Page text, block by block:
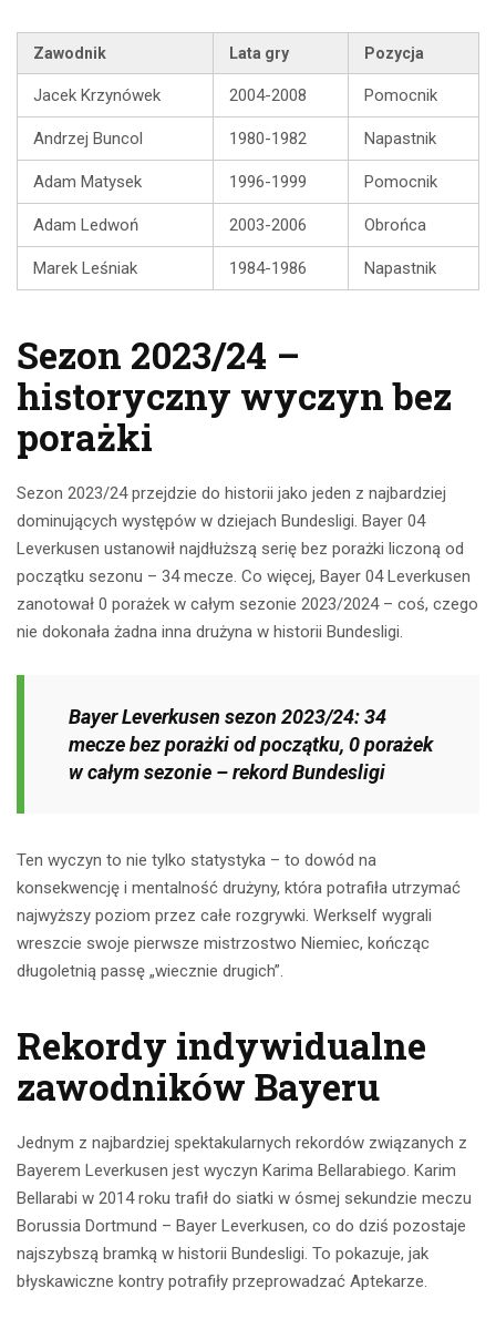
Zawodnik Lata gry Pozycja
Jacek Krzynówek 2004-2008 Pomocnik
Andrzej Buncol 1980-1982 Napastnik
Adam Matysek 1996-1999 Pomocnik
Adam Ledwoń 2003-2006 Obrońca
Marek Leśniak 1984-1986 Napastnik
Sezon 2023/24 –
historyczny wyczyn bez
porażki
Sezon 2023/24 przejdzie do historii jako jeden z najbardziej
dominujących występów w dziejach Bundesligi. Bayer 04
Leverkusen ustanowił najdłuższą serię bez porażki liczoną od
początku sezonu – 34 mecze. Co więcej, Bayer 04 Leverkusen
zanotował 0 porażek w całym sezonie 2023/2024 – coś, czego
nie dokonała żadna inna drużyna w historii Bundesligi.
Bayer Leverkusen sezon 2023/24: 34
mecze bez porażki od początku, 0 porażek
w całym sezonie – rekord Bundesligi
Ten wyczyn to nie tylko statystyka – to dowód na
konsekwencję i mentalność drużyny, która potrafiła utrzymać
najwyższy poziom przez całe rozgrywki. Werkself wygrali
wreszcie swoje pierwsze mistrzostwo Niemiec, kończąc
długoletnią passę „wiecznie drugich”.
Rekordy indywidualne
zawodników Bayeru
Jednym z najbardziej spektakularnych rekordów związanych z
Bayerem Leverkusen jest wyczyn Karima Bellarabiego. Karim
Bellarabi w 2014 roku trafił do siatki w ósmej sekundzie meczu
Borussia Dortmund – Bayer Leverkusen, co do dziś pozostaje
najszybszą bramką w historii Bundesligi. To pokazuje, jak
błyskawiczne kontry potrafiły przeprowadzać Aptekarze.